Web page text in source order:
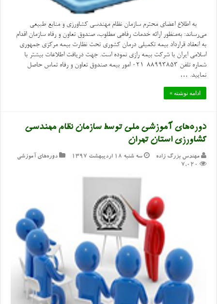
به اطلاع اعضای محترم سازمان نظام مهندسی کشاورزی و منابع طبیعی
می‌رساند: به‌منظور ارائه خدمات رفاهی مطلوب، صندوق تعاون و رفاه سازمان اقدام
به انعقاد قرارداد بیمه تکمیلی درمان کشوری تحت نظارت بیمه مرکزی جمهوری
اسلامی ایران با شرکت بیمه رازی نموده است. جهت دریافت اطلاعات بیشتر با
شماره تلفن ۸۸۹۹۳۸۵۳-۰۲۱ امور بیمه صندوق تعاون و رفاه تماس حاصل
نمایید. …
ادامه نوشته »
دوره‌های آموزشی ملی توسط سازمان نظام مهندسی
کشاورزی استان تهران
مهندس بزرگ زاده سه شنبه ۱۸ اردیبهشت ۱۳۹۷
دوره‌های آموزشی
7,020